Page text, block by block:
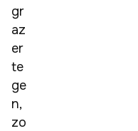
gr
az
er
te
ge
n,
zo